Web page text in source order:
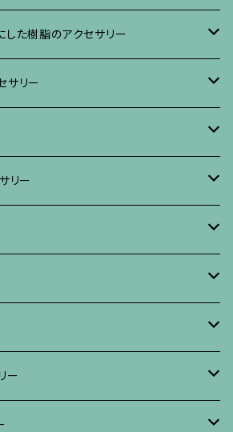
の他
その他
した樹脂のアクセサリー
サリー
リー
リー
ー
ー
アクセサリー
リー
ー